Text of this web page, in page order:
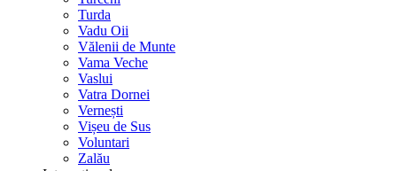
Turda
Vadu Oii
Vălenii de Munte
Vama Veche
Vaslui
Vatra Dornei
Vernești
Vișeu de Sus
Voluntari
Zalău